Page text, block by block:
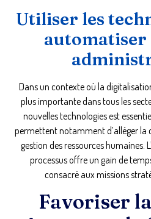
Utiliser les
automatiser
Dans un contexte où la
plus importante dans tous les
nouvelles technologies est
permettent notamment d’alléger la
gestion des ressources humaines.
processus offre un gain de
consacré aux missions
Favoriser